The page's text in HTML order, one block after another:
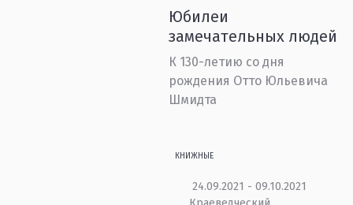
Юбилеи
замечательных людей
К 130-летию со дня
рождения Отто Юльевича
Шмидта
КНИЖНЫЕ
24.09.2021 - 09.10.2021